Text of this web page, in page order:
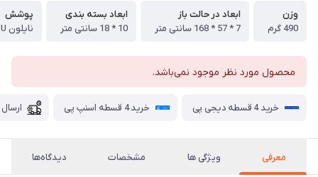
وزن
490 گرم
ابعاد در حالت باز
7 * 57 * 168 سانتی متر
ابعاد بسته بندی
10 * 18 سانتی متر
پوشش
نایلون 20D TPU
محصول مورد نظر موجود نمی‌باشد.
خرید 4 قسطه دیجی پی خرید 4 قسطه اسنپ پی
معرفی ویژگی ها مشخصات دیدگاه‌ها